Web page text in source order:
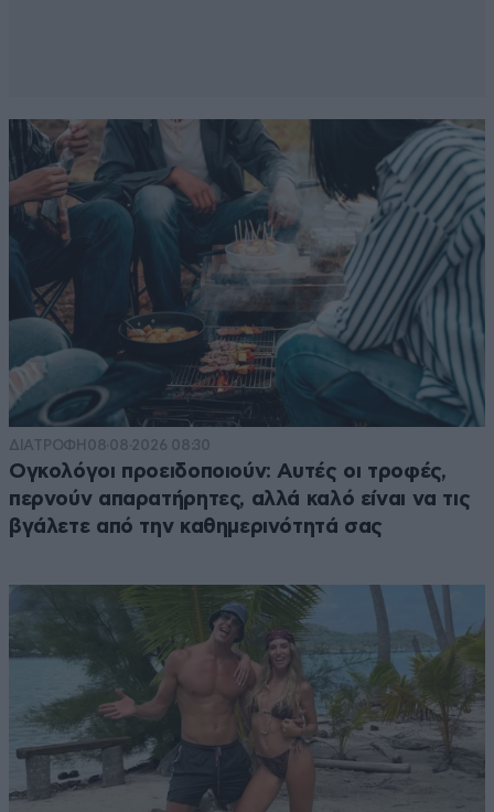
ΔΙΑΤΡΟΦΗ 08·08·2026 08:30
Ογκολόγοι προειδοποιούν: Αυτές οι τροφές,
περνούν απαρατήρητες, αλλά καλό είναι να τις
βγάλετε από την καθημερινότητά σας